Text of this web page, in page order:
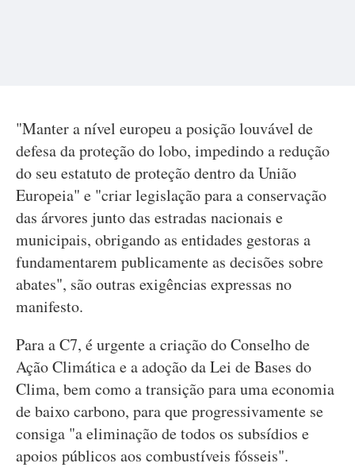
"Manter a nível europeu a posição louvável de
defesa da proteção do lobo, impedindo a redução
do seu estatuto de proteção dentro da União
Europeia" e "criar legislação para a conservação
das árvores junto das estradas nacionais e
municipais, obrigando as entidades gestoras a
fundamentarem publicamente as decisões sobre
abates", são outras exigências expressas no
manifesto.
Para a C7, é urgente a criação do Conselho de
Ação Climática e a adoção da Lei de Bases do
Clima, bem como a transição para uma economia
de baixo carbono, para que progressivamente se
consiga "a eliminação de todos os subsídios e
apoios públicos aos combustíveis fósseis".